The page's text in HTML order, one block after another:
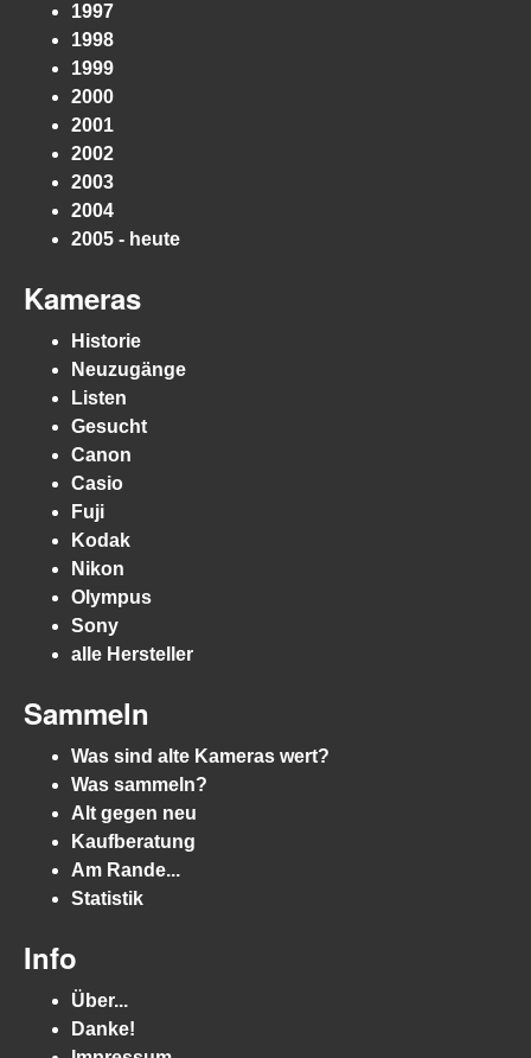
1997
1998
1999
2000
2001
2002
2003
2004
2005 - heute
Kameras
Historie
Neuzugänge
Listen
Gesucht
Canon
Casio
Fuji
Kodak
Nikon
Olympus
Sony
alle Hersteller
Sammeln
Was sind alte Kameras wert?
Was sammeln?
Alt gegen neu
Kaufberatung
Am Rande...
Statistik
Info
Über...
Danke!